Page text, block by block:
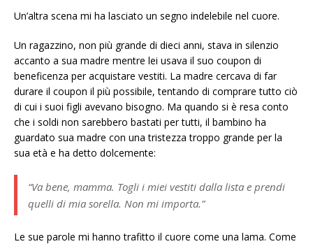
Un’altra scena mi ha lasciato un segno indelebile nel cuore.
Un ragazzino, non più grande di dieci anni, stava in silenzio
accanto a sua madre mentre lei usava il suo coupon di
beneficenza per acquistare vestiti. La madre cercava di far
durare il coupon il più possibile, tentando di comprare tutto ciò
di cui i suoi figli avevano bisogno. Ma quando si è resa conto
che i soldi non sarebbero bastati per tutti, il bambino ha
guardato sua madre con una tristezza troppo grande per la
sua età e ha detto dolcemente:
“Va bene, mamma. Togli i miei vestiti dalla lista e prendi
quelli di mia sorella. Non mi importa.”
Le sue parole mi hanno trafitto il cuore come una lama. Come